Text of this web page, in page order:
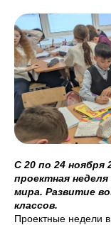
С 20 по 24
проектная
мира. Развитие
классов.
Проектные недели